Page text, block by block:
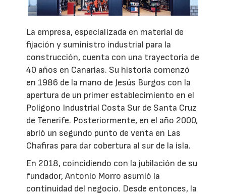
La empresa, especializada en material de
fijación y suministro industrial para la
construcción, cuenta con una trayectoria de
40 años en Canarias. Su historia comenzó
en 1986 de la mano de Jesús Burgos con la
apertura de un primer establecimiento en el
Polígono Industrial Costa Sur de Santa Cruz
de Tenerife. Posteriormente, en el año 2000,
abrió un segundo punto de venta en Las
Chafiras para dar cobertura al sur de la isla.
En 2018, coincidiendo con la jubilación de su
fundador, Antonio Morro asumió la
continuidad del negocio. Desde entonces, la